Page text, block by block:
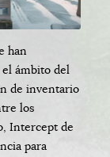
han
ámbito del
de inventario
los
Intercept de
para